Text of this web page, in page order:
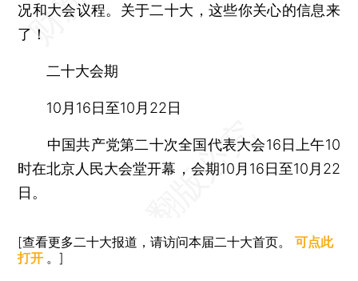
况和大会议程。关于二十大，这些你关心的信息来
了！
二十大会期
10月16日至10月22日
中国共产党第二十次全国代表大会16日上午10
时在北京人民大会堂开幕，会期10月16日至10月22
日。
[查看更多二十大报道，请访问本届二十大首页。可点此
打开 。]